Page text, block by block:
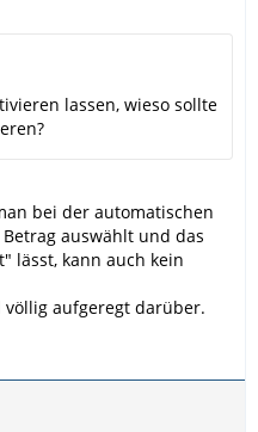
lassen, wieso sollte
bei der automatischen
auswählt und das
lässt, kann auch kein
aufgeregt darüber.